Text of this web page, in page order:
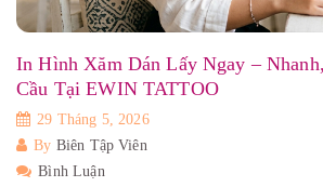
In Hình Xăm Dán Lấy Ngay –
Cầu Tại EWIN TATTOO
29 Tháng 5, 2026
By Biên Tập Viên
Bình Luận